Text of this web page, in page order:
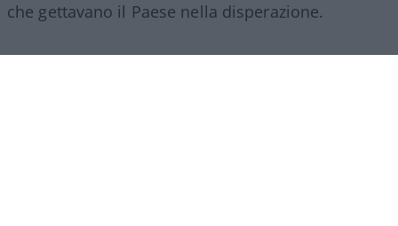
che gettavano il Paese nella disperazione.